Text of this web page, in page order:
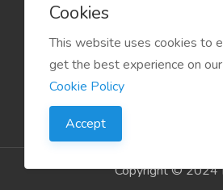
Copyright © 2024
Cookies
This website uses cookies to
get the best experience on
Cookie Policy
Accept